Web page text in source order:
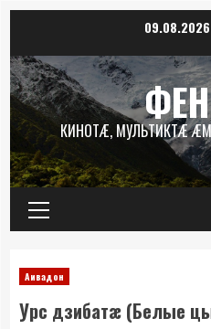
содержимому
09.08.2026
КИНОТÆ, МУЛЬТИКТÆ
Основное
меню
Аивадон
Урс дзибатæ (Белые